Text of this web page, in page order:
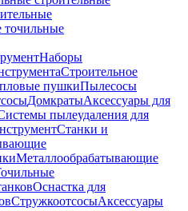
точильные
Наборы
Строительное
пушкиПылесосы
ДомкратыАксессуары для
пылеудаления для
Станки и
Металлообрабатывающие
Оснастка для
СтружкоотсосыАксессуары